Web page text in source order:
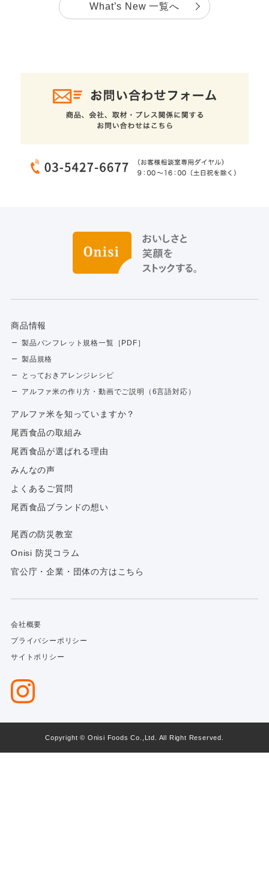
What’s New 一覧へ
商品情報
製品パンフレット規格一覧［PDF］
製品規格
とっておきアレンジレシピ
アルファ米の作り方・動画でご説明（6言語対応）
アルファ⽶を知っていますか？
尾西食品の取組み
尾西食品が選ばれる理由
みんなの声
よくあるご質問
尾西食品ブランドの想い
尾西の防災教室
Onisi 防災コラム
官公庁・企業・団体の方はこちら
会社概要
プライバシーポリシー
サイトポリシー
Copyright © Onisi Foods Co.,Ltd. All Right Reserved.